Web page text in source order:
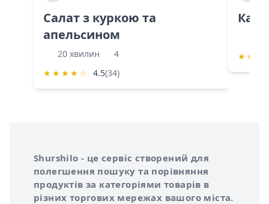
Салат з куркою та
апельсином
20 хвилин
4
★ ★ ★ ★ ☆ 4.5(34)
★ ★
Про сервіс Shurshilo
Shurshilo - це сервіс створений для
полегшення пошуку та порівняння
продуктів за категоріями товарів в
різних торгових мережах вашого міста.